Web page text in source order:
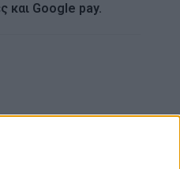
και Google pay.